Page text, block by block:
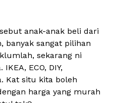
anak-anak beli dari
banyak sangat pilihan
sekarang ni
ECO, DIY,
Kat situ kita boleh
harga yang murah